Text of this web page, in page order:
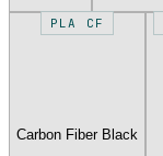
PLA CF
Carbon Fiber Black